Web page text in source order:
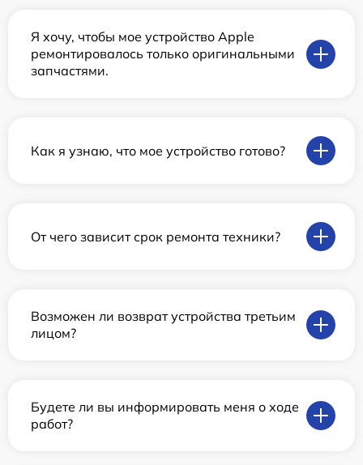
Я хочу, чтобы мое устройство Apple
ремонтировалось только оригинальными
запчастями.
Как я узнаю, что мое устройство готово?
От чего зависит срок ремонта техники?
Возможен ли возврат устройства третьим
лицом?
Будете ли вы информировать меня о ходе
работ?